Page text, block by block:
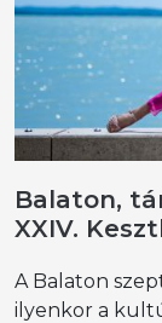
Balaton,
XXIV.
A Balaton
ilyenkor a